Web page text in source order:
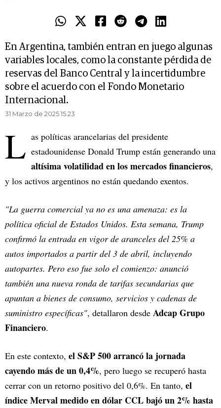
En Argentina, también entran en juego algunas
variables locales, como la constante pérdida de
reservas del Banco Central y la incertidumbre
sobre el acuerdo con el Fondo Monetario
Internacional.
31 Marzo de 2025 15.23
L as políticas arancelarias del presidente
estadounidense Donald Trump están generando una
altísima volatilidad en los mercados financieros,
y los activos argentinos no están quedando exentos.
"La guerra comercial ya no es una amenaza: es la
política oficial de Estados Unidos. Esta semana, Trump
confirmó la entrada en vigor de aranceles del 25% a
autos importados a partir del 3 de abril, incluyendo
autopartes. Pero eso fue solo el comienzo: anunció
también una nueva ronda de tarifas secundarias que
apuntan a bienes de consumo, servicios y cadenas de
suministro específicas", detallaron desde Adcap Grupo
Financiero.
En este contexto, el S&P 500 arrancó la jornada
cayendo más de un 0,4%, pero luego se recuperó hasta
cerrar con un retorno positivo del 0,6%. En tanto, el
índice Merval medido en dólar CCL bajó un 2% hasta